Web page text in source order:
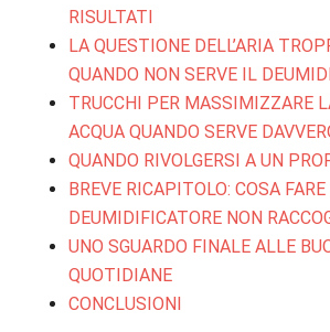
RISULTATI
LA QUESTIONE DELL’ARIA
QUANDO NON SERVE IL
TRUCCHI PER MASSIMIZZARE
ACQUA QUANDO SERVE
QUANDO RIVOLGERSI A UN
BREVE RICAPITOLO: COSA
DEUMIDIFICATORE NON
UNO SGUARDO FINALE ALLE
QUOTIDIANE
CONCLUSIONI